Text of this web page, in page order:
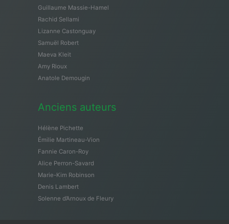
Guillaume Massie-Hamel
Rachid Sellami
Lizanne Castonguay
Samuël Robert
Maeva Kleit
Amy Rioux
Anatole Demougin
Anciens auteurs
Hélène Pichette
Émilie Martineau-Vion
Fannie Caron-Roy
Alice Perron-Savard
Marie-Kim Robinson
Denis Lambert
Solenne d’Arnoux de Fleury